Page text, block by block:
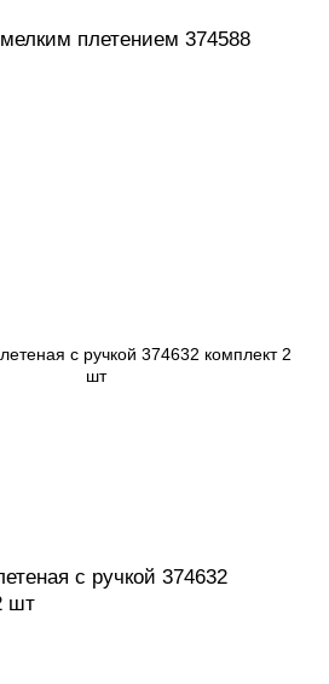
плетением 374588
с ручкой 374632
шт